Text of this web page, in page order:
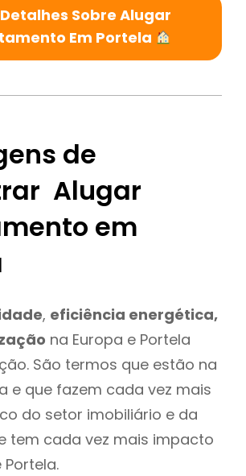
Sobre Alugar
Em Portela
de
Alugar
em
, eficiência energética,
na Europa e Portela
São termos que estão na
e que fazem cada vez mais
do setor imobiliário e da
tem cada vez mais impacto